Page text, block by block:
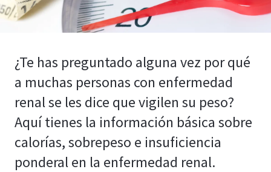
¿Te has preguntado alguna vez por qué
a muchas personas con enfermedad
renal se les dice que vigilen su peso?
Aquí tienes la información básica sobre
calorías, sobrepeso e insuficiencia
ponderal en la enfermedad renal.